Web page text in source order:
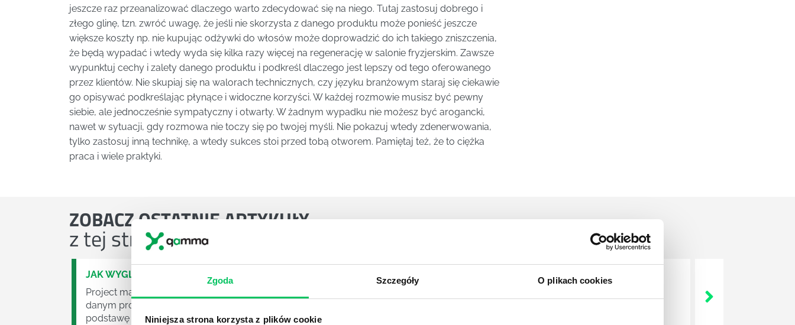
Zgoda Szczegóły O plikach cookies
Niniejsza strona korzysta z plików cookie
jeszcze raz przeanalizować dlaczego warto zdecydować się na niego. Tutaj zastosuj dobrego i
złego glinę, tzn. zwróć uwagę, że jeśli nie skorzysta z danego produktu może ponieść jeszcze
większe koszty np. nie kupując odżywki do włosów może doprowadzić do ich takiego zniszczenia,
że będą wypadać i wtedy wyda się kilka razy więcej na regenerację w salonie fryzjerskim. Zawsze
wypunktuj cechy i zalety danego produktu i podkreśl dlaczego jest lepszy od tego oferowanego
przez klientów. Nie skupiaj się na walorach technicznych, czy języku branżowym staraj się ciekawie
go opisywać podkreślając płynące i widoczne korzyści. W każdej rozmowie musisz być pewny
siebie, ale jednocześnie sympatyczny i otwarty. W żadnym wypadku nie możesz być arogancki,
nawet w sytuacji, gdy rozmowa nie toczy się po twojej myśli. Nie pokazuj wtedy zdenerwowania,
tylko zastosuj inną technikę, a wtedy sukces stoi przed tobą otworem. Pamiętaj też, że to ciężka
praca i wiele praktyki.
ZOBACZOSTATNIE ARTYKUŁY
z tej strefy wiedzy
JAK WYGLĄDA PRACA ZESPOŁÓW PROJEKTOWYCH W ZWINNEJ METODYCE?
Project management (czyli zarządzanie projektami) to szereg czynności mających na celu zrealizowanie wszystkich związanych z
danym projektem założeń. Zajmują się nim osoby wchodzące w skład specjalnych zespołów projektowych, a ich praca stanowi
podstawę działalności wielu przedsiębiorstw.